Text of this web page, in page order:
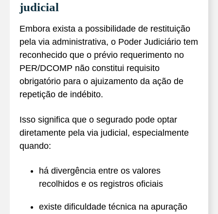
judicial
Embora exista a possibilidade de restituição
pela via administrativa, o Poder Judiciário tem
reconhecido que o prévio requerimento no
PER/DCOMP não constitui requisito
obrigatório para o ajuizamento da ação de
repetição de indébito.
Isso significa que o segurado pode optar
diretamente pela via judicial, especialmente
quando:
há divergência entre os valores
recolhidos e os registros oficiais
existe dificuldade técnica na apuração